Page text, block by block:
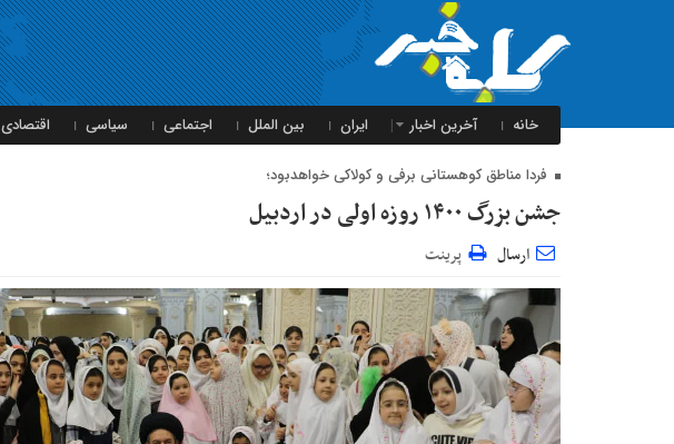
خانه آخرین اخبار ایران بین الملل اجتماعی سیاسی اقتصادی
فردا مناطق کوهستانی برفی و کولاکی خواهدبود؛
جشن بزرگ ۱۴۰۰ روزه اولی در اردبیل
ارسال پرینت